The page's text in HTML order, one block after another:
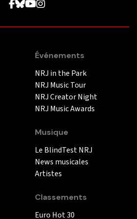
Événements
NRJ in the Park
NRJ Music Tour
NRJ Creator Night
NRJ Music Awards
Musique
Le BlindTest NRJ
News musicales
Artistes
Classements
Euro Hot 30